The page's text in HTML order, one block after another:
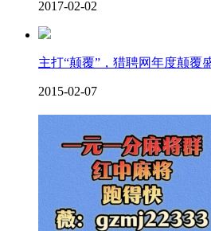
2017-02-02
主打“颠覆”，猎聘网年度颠覆
2015-02-07